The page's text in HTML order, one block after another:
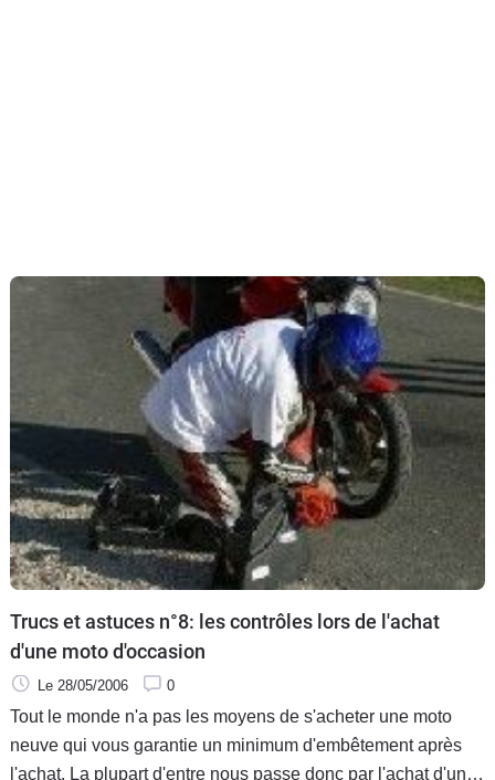
Trucs et astuces n°8: les contrôles lors de l'achat
d'une moto d'occasion
Le 28/05/2006 0
Tout le monde n'a pas les moyens de s'acheter une moto
neuve qui vous garantie un minimum d'embêtement après
l'achat. La plupart d'entre nous passe donc par l'achat d'une